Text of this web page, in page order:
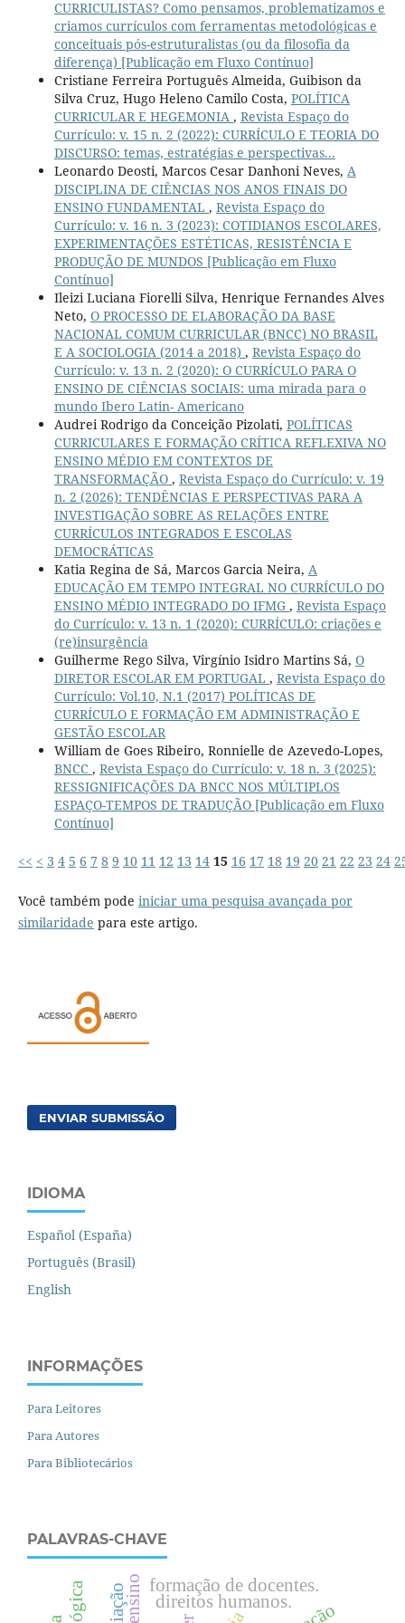
CURRICULISTAS? Como pensamos, problematizamos e
criamos currículos com ferramentas metodológicas e
conceituais pós-estruturalistas (ou da filosofia da
diferença) [Publicação em Fluxo Contínuo]
Cristiane Ferreira Português Almeida, Guibison da
Silva Cruz, Hugo Heleno Camilo Costa, POLÍTICA
CURRICULAR E HEGEMONIA , Revista Espaço do
Currículo: v. 15 n. 2 (2022): CURRÍCULO E TEORIA DO
DISCURSO: temas, estratégias e perspectivas...
Leonardo Deosti, Marcos Cesar Danhoni Neves, A
DISCIPLINA DE CIÊNCIAS NOS ANOS FINAIS DO
ENSINO FUNDAMENTAL , Revista Espaço do
Currículo: v. 16 n. 3 (2023): COTIDIANOS ESCOLARES,
EXPERIMENTAÇÕES ESTÉTICAS, RESISTÊNCIA E
PRODUÇÃO DE MUNDOS [Publicação em Fluxo
Contínuo]
Ileizi Luciana Fiorelli Silva, Henrique Fernandes Alves
Neto, O PROCESSO DE ELABORAÇÃO DA BASE
NACIONAL COMUM CURRICULAR (BNCC) NO BRASIL
E A SOCIOLOGIA (2014 a 2018) , Revista Espaço do
Currículo: v. 13 n. 2 (2020): O CURRÍCULO PARA O
ENSINO DE CIÊNCIAS SOCIAIS: uma mirada para o
mundo Ibero Latin- Americano
Audrei Rodrigo da Conceição Pizolati, POLÍTICAS
CURRICULARES E FORMAÇÃO CRÍTICA REFLEXIVA NO
ENSINO MÉDIO EM CONTEXTOS DE
TRANSFORMAÇÃO , Revista Espaço do Currículo: v. 19
n. 2 (2026): TENDÊNCIAS E PERSPECTIVAS PARA A
INVESTIGAÇÃO SOBRE AS RELAÇÕES ENTRE
CURRÍCULOS INTEGRADOS E ESCOLAS
DEMOCRÁTICAS
Katia Regina de Sá, Marcos Garcia Neira, A
EDUCAÇÃO EM TEMPO INTEGRAL NO CURRÍCULO DO
ENSINO MÉDIO INTEGRADO DO IFMG , Revista Espaço
do Currículo: v. 13 n. 1 (2020): CURRÍCULO: criações e
(re)insurgência
Guilherme Rego Silva, Virgínio Isidro Martins Sá, O
DIRETOR ESCOLAR EM PORTUGAL , Revista Espaço do
Currículo: Vol.10, N.1 (2017) POLÍTICAS DE
CURRÍCULO E FORMAÇÃO EM ADMINISTRAÇÃO E
GESTÃO ESCOLAR
William de Goes Ribeiro, Ronnielle de Azevedo-Lopes,
BNCC , Revista Espaço do Currículo: v. 18 n. 3 (2025):
RESSIGNIFICAÇÕES DA BNCC NOS MÚLTIPLOS
ESPAÇO-TEMPOS DE TRADUÇÃO [Publicação em Fluxo
Contínuo]
<< < 3 4 5 6 7 8 9 10 11 12 13 14 15 16 17 18 19 20 21 22 23 24
Você também pode iniciar uma pesquisa avançada por
similaridade para este artigo.
ENVIAR SUBMISSÃO
IDIOMA
Español (España)
Português (Brasil)
English
INFORMAÇÕES
Para Leitores
Para Autores
Para Bibliotecários
PALAVRAS-CHAVE
direitos humanos.
formação de docentes.